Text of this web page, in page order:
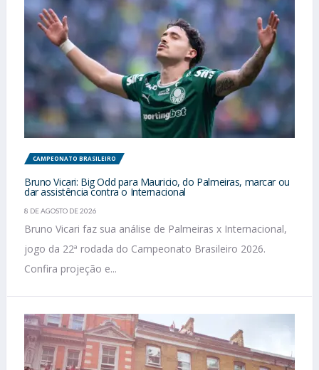
CAMPEONATO BRASILEIRO
Bruno Vicari: Big Odd para Mauricio, do Palmeiras, marcar ou
dar assistência contra o Internacional
8 DE AGOSTO DE 2026
Bruno Vicari faz sua análise de Palmeiras x Internacional,
jogo da 22ª rodada do Campeonato Brasileiro 2026.
Confira projeção e...